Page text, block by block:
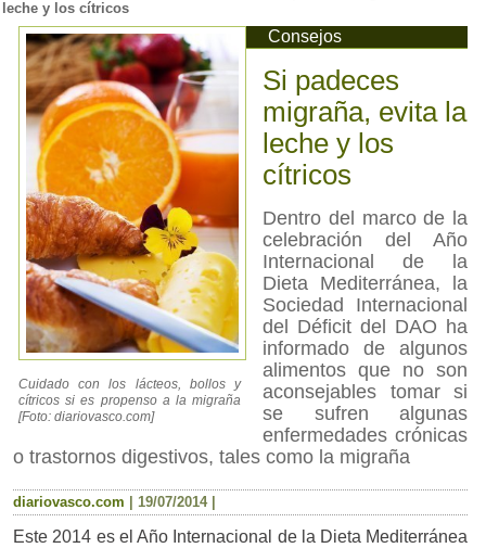
leche y los cítricos
Cuidado con los lácteos, bollos y
cítricos si es propenso a la migraña
[Foto: diariovasco.com]
Consejos
Si padeces
migraña, evita la
leche y los
cítricos
Dentro del marco de la
celebración del Año
Internacional de la
Dieta Mediterránea, la
Sociedad Internacional
del Déficit del DAO ha
informado de algunos
alimentos que no son
aconsejables tomar si
se sufren algunas
enfermedades crónicas
o trastornos digestivos, tales como la migraña
diariovasco.com |19/07/2014|
Este 2014 es el Año Internacional de la Dieta Mediterránea